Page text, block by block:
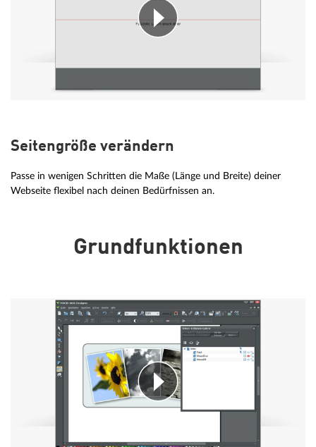
Seitengröße verändern
Passe in wenigen Schritten die Maße (Länge und Breite) deiner
Webseite flexibel nach deinen Bedürfnissen an.
Grundfunktionen